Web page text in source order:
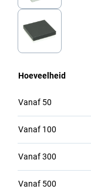
Hoeveelheid
Vanaf 50
Vanaf 100
Vanaf300
Vanaf 500